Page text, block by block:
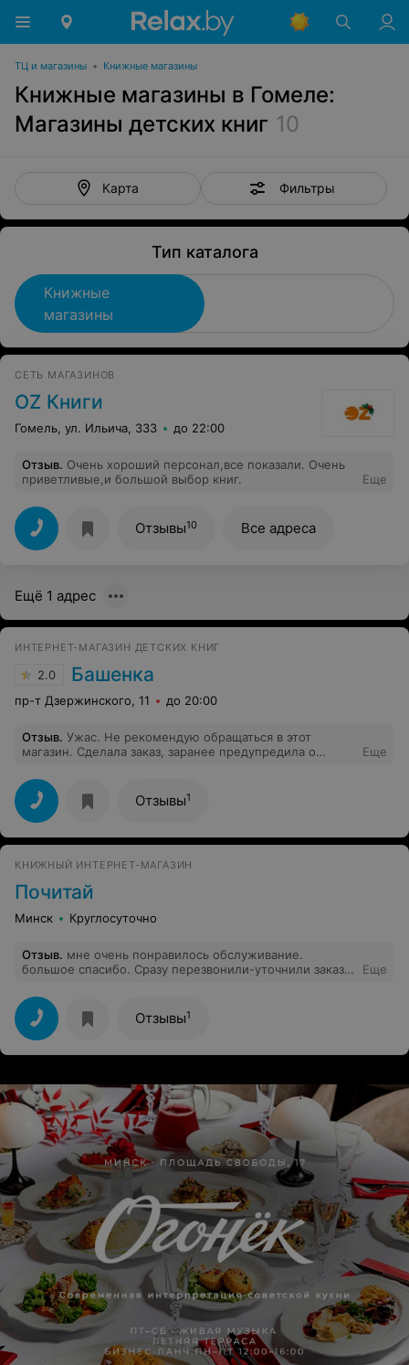
ТЦ и магазины • Книжные магазины
Книжные магазины в Гомеле:
Магазины детских книг 10
Карта Фильтры
Тип каталога
Книжные
магазины
СЕТЬ МАГАЗИНОВ
OZ Книги
Гомель, ул. Ильича, 333 до 22:00
Отзыв. Очень хороший персонал,все показали. Очень
приветливые,и большой выбор книг.
Еще
Отзывы10 Все адреса
Ещё 1 адрес
ИНТЕРНЕТ-МАГАЗИН ДЕТСКИХ КНИГ
2.0 Башенка
пр-т Дзержинского, 11 до 20:00
Отзыв. Ужас. Не рекомендую обращаться в этот
магазин. Сделала заказ, заранее предупредила о
будет сделано. А в пт,когда позвонила сказали, что в
лучшем случае доставят через неделю. На мое
замечание, что можно предупредить клиентов,
сообщили, что у нас 100 клиентов и что
нецелесообразно предупреждать всех.
Еще
Отзывы1
КНИЖНЫЙ ИНТЕРНЕТ-МАГАЗИН
Почитай
Минск Круглосуточно
Отзыв. мне очень понравилось обслуживание.
большое спасибо. Сразу перезвонили-уточнили заказ.
пересылкой получилась дешевле, чем в большом
известном книжном интернет-магазине только книги.
Еще
Отзывы1